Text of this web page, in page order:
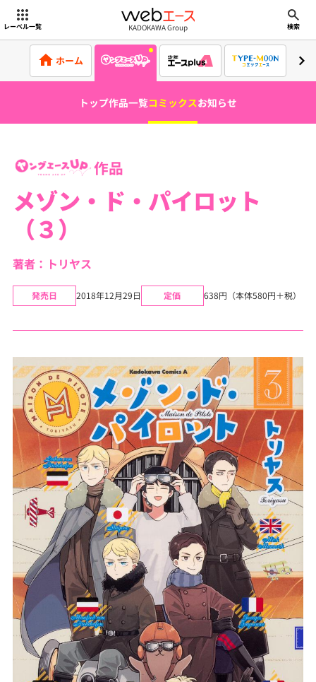
レーベル一覧 webエース
KADOKAWA Group 検索
ホーム
トップ作品一覧コミックスお知らせ
作品
メゾン・ド・パイロット
（３）
著者：トリヤス
発売日 2018年12月29日 定価 638円（本体580円＋税）